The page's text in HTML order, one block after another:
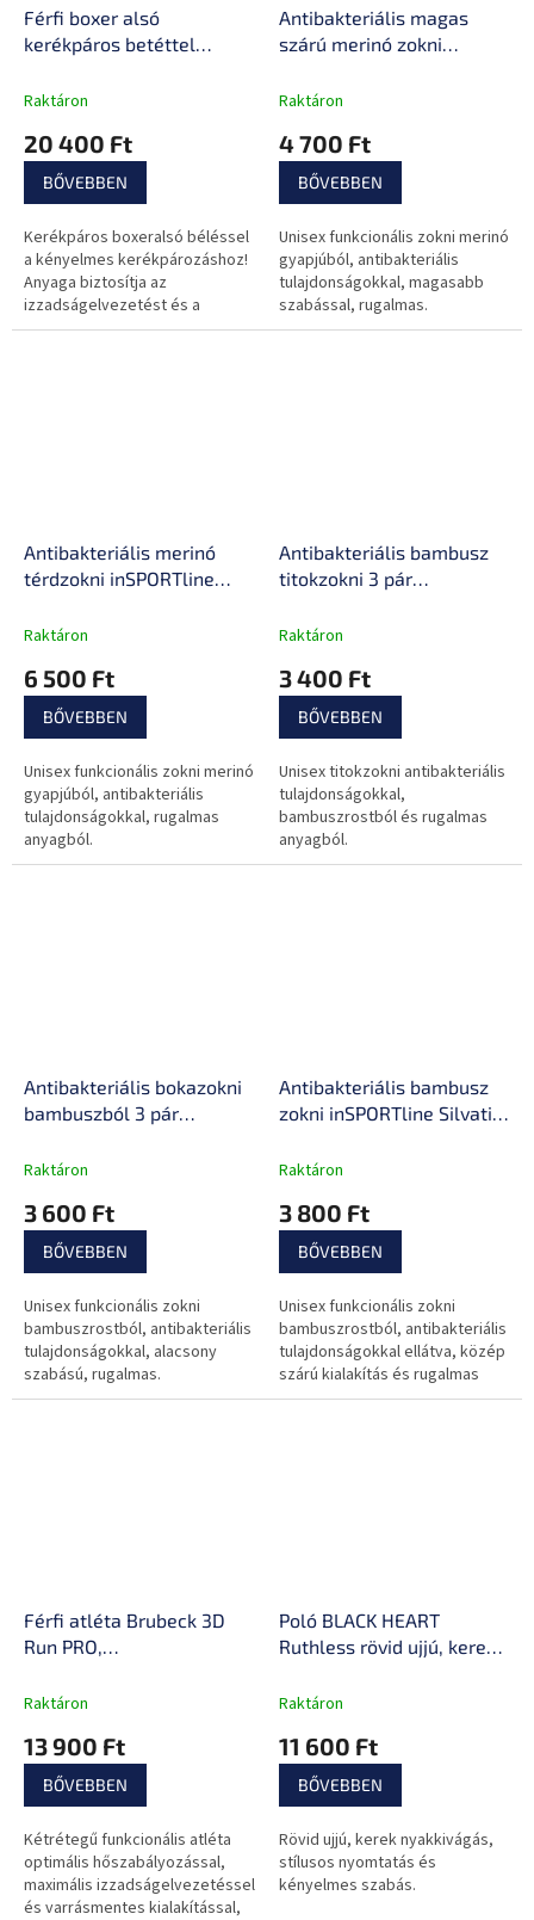
Férfi boxer alsó
kerékpáros betéttel
nedvességelvezetés,
jó hőszabályozás
Raktáron
20 400 Ft
BŐVEBBEN
Kerékpáros boxeralsó béléssel
a kényelmes kerékpározáshoz!
Anyaga biztosítja az
izzadságelvezetést és a
hőszabályozást, ráadásul
Antibakteriális magas
szárú merinó zokni
AG+, légáteresztő,
rugalmas, ezüstionokkal
Raktáron
4 700 Ft
BŐVEBBEN
Unisex funkcionális zokni merinó
gyapjúból, antibakteriális
tulajdonságokkal, magasabb
szabással, rugalmas.
Antibakteriális merinó
térdzokni inSPORTline
ezüstionokkal,
anyag, rugalmas
Raktáron
6 500 Ft
BŐVEBBEN
Unisex funkcionális zokni merinó
gyapjúból, antibakteriális
tulajdonságokkal, rugalmas
anyagból.
Antibakteriális bambusz
titokzokni 3 pár
Noshow AG+, kényelmes,
hőszabályozás
Raktáron
3 400 Ft
BŐVEBBEN
Unisex titokzokni antibakteriális
tulajdonságokkal,
bambuszrostból és rugalmas
anyagból.
Antibakteriális bokazokni
bambuszból 3 pár
AG+, unisex, kényelmes,
Raktáron
3 600 Ft
BŐVEBBEN
Unisex funkcionális zokni
bambuszrostból, antibakteriális
tulajdonságokkal, alacsony
szabású, rugalmas.
Antibakteriális bambusz
zokni inSPORTline Silvatic
középhosszú, rugalmas,
környezetbarát
Raktáron
3 800 Ft
BŐVEBBEN
Unisex funkcionális zokni
bambuszrostból, antibakteriális
tulajdonságokkal ellátva, közép
szárú kialakítás és rugalmas
kivitel.
Férfi atléta Brubeck 3D
Run PRO,
hőszigetelés,
szagképződést,
alkalmazkodó anyag
Raktáron
13 900 Ft
BŐVEBBEN
Kétrétegű funkcionális atléta
optimális hőszabályozással,
maximális izzadságelvezetéssel
és varrásmentes kialakítással,
Poló BLACK HEART
Ruthless rövid ujjú, kerek
Raktáron
11 600 Ft
BŐVEBBEN
Rövid ujjú, kerek nyakkivágás,
stílusos nyomtatás és
kényelmes szabás.